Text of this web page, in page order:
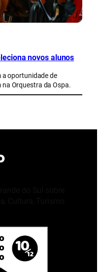
novos alunos
a oportunidade de
Orquestra da Ospa.